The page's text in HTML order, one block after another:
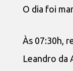
O dia foi
Às 07:30h,
Leandro da